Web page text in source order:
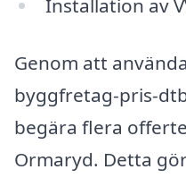
Installation av
Genom att
byggfretag-pris-
begära flera
Ormaryd. Detta